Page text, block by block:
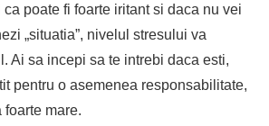
poate fi foarte iritant si daca nu vei
„situatia”, nivelul stresului va
Ai sa incepi sa te intrebi daca esti,
pentru o asemenea responsabilitate,
foarte mare.